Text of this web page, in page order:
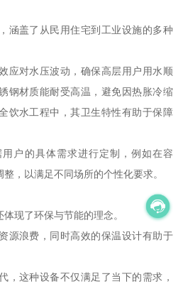
涵盖了从民用住宅到工业设施的多种
应对水压波动，确保高层用户用水顺
钢材质能耐受高温，避免因热胀冷缩
饮水工程中，其卫生特性有助于保障
户的具体需求进行定制，例如在容
，以满足不同场所的个性化要求。
现了环保与节能的理念。
源浪费，同时高效的保温设计有助于
，这种设备不仅满足了当下的需求，